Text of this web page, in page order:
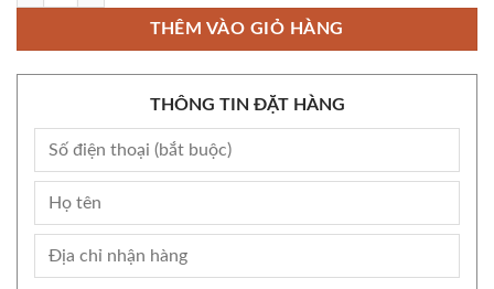
THÊM VÀO GIỎ HÀNG
THÔNG TIN ĐẶT HÀNG